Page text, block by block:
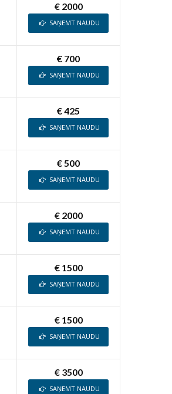
€ 2000
SAŅEMT NAUDU
€ 700
SAŅEMT NAUDU
€ 425
SAŅEMT NAUDU
€ 500
SAŅEMT NAUDU
€ 2000
SAŅEMT NAUDU
€ 1500
SAŅEMT NAUDU
€ 1500
SAŅEMT NAUDU
€ 3500
SAŅEMT NAUDU